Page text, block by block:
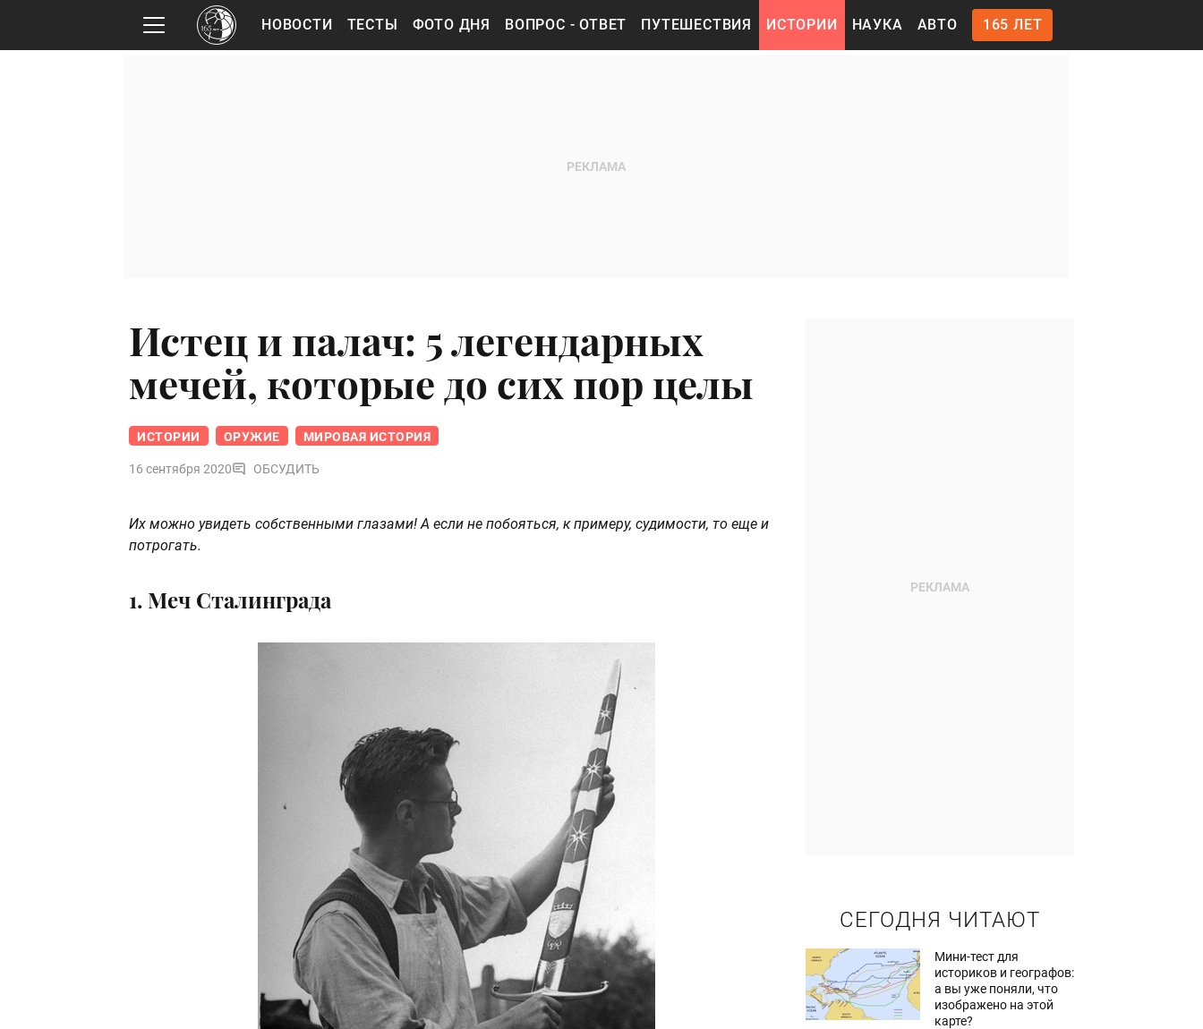
НОВОСТИ ТЕСТЫ ФОТО ДНЯ ВОПРОС - ОТВЕТ ПУТЕШЕСТВИЯ ИСТОРИИ НАУКА АВТО 165 ЛЕТ
Истец и палач: 5 легендарных
мечей, которые до сих пор целы
ИСТОРИИ ОРУЖИЕ МИРОВАЯ ИСТОРИЯ
16 сентября 2020 ОБСУДИТЬ
Их можно увидеть собственными глазами! А если не побояться, к примеру, судимости, то еще и
потрогать.
1. Меч Сталинграда
СЕГОДНЯ ЧИТАЮТ
Мини-тест для
историков и географов:
а вы уже поняли, что
изображено на этой
карте?